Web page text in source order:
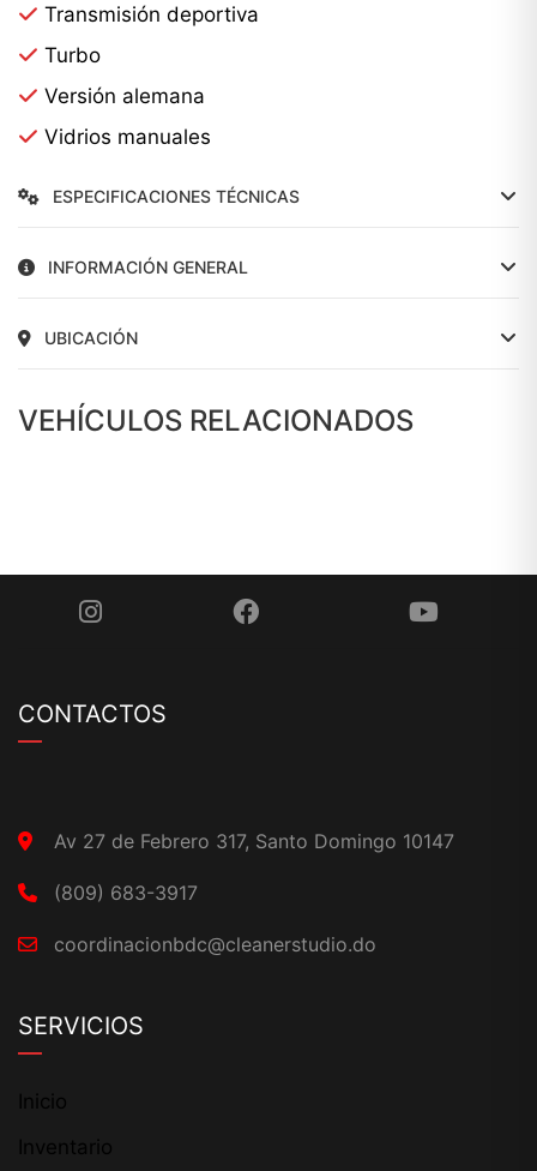
Transmisión deportiva
Turbo
Versión alemana
Vidrios manuales
ESPECIFICACIONES TÉCNICAS
INFORMACIÓN GENERAL
UBICACIÓN
VEHÍCULOS RELACIONADOS
CONTACTOS
Av 27 de Febrero 317, Santo Domingo 10147
(809) 683-3917
coordinacionbdc@cleanerstudio.do
SERVICIOS
Inicio
Inventario